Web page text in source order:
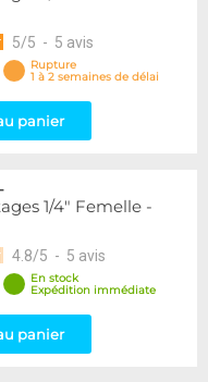
5/5 - 5 avis
Rupture
1 à 2 semaines de délai
panier
-
1/4" Femelle -
4.8/5 - 5 avis
En stock
Expédition immédiate
panier